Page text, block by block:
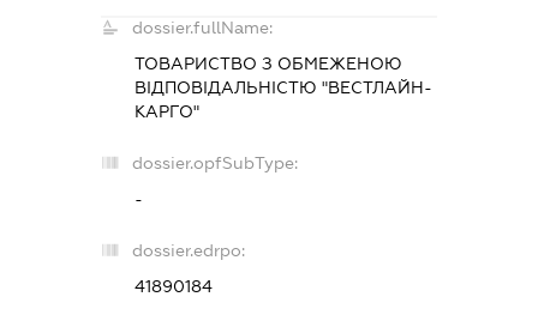
dossier.fullName:
ТОВАРИСТВО З ОБМЕЖЕНОЮ
ВІДПОВІДАЛЬНІСТЮ "ВЕСТЛАЙН-
КАРГО"
dossier.opfSubType:
-
dossier.edrpo:
41890184